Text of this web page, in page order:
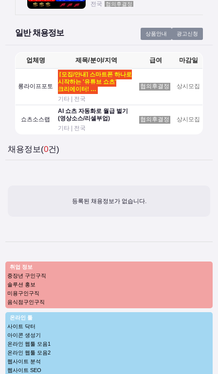
전국
협의후결정
일반 채용정보 상품안내 광고신청
업체명 제목/분야/지역 급여 마감일
롱라이프포토
[모집/안내] 스마트폰 하나로
시작하는 '유튜브 쇼츠'
크리에이터! …
기타 | 전국
협의후결정 상시모집
쇼츠소스랩
AI 쇼츠 자동화로 월급 벌기
(영상소스/리셀부업)
기타 | 전국
협의후결정 상시모집
채용정보(0건)
등록된 채용정보가 없습니다.
취업 정보
중장년 구인구직
솔루션 홍보
미용구인구직
음식점구인구직
온라인 툴
사이트 닥터
아이콘 생성기
온라인 웹툴 모음1
온라인 웹툴 모음2
웹사이트 분석
웹사이트 SEO